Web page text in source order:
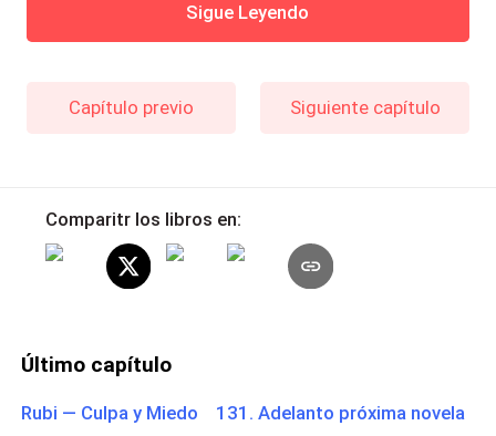
Sigue Leyendo
Capítulo previo Siguiente capítulo
Comparitr los libros en:
Último capítulo
Rubi — Culpa y Miedo 131. Adelanto próxima novela